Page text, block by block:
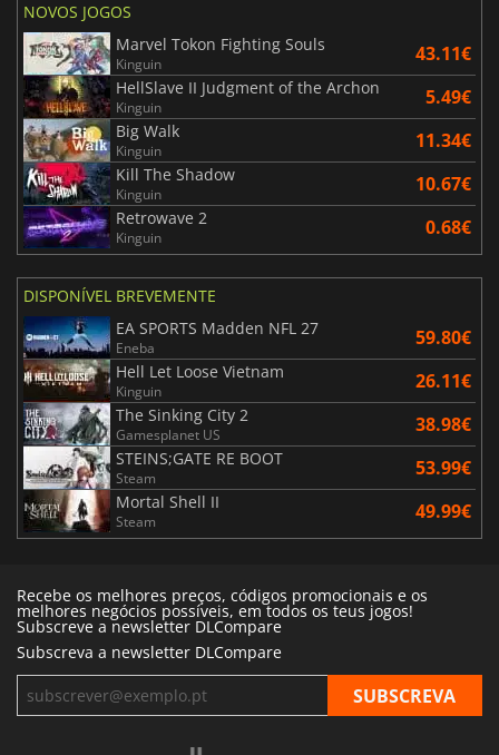
NOVOS JOGOS
Marvel Tokon Fighting Souls
Kinguin 43.11€
HellSlave II Judgment of the Archon
Kinguin 5.49€
Big Walk
Kinguin 11.34€
Kill The Shadow
Kinguin 10.67€
Retrowave 2
Kinguin 0.68€
DISPONÍVEL BREVEMENTE
EA SPORTS Madden NFL 27
Eneba 59.80€
Hell Let Loose Vietnam
Kinguin 26.11€
The Sinking City 2
Gamesplanet US 38.98€
STEINS;GATE RE BOOT
Steam 53.99€
Mortal Shell II
Steam 49.99€
Recebe os melhores preços, códigos promocionais e os
melhores negócios possíveis, em todos os teus jogos!
Subscreve a newsletter DLCompare
Subscreva a newsletter DLCompare